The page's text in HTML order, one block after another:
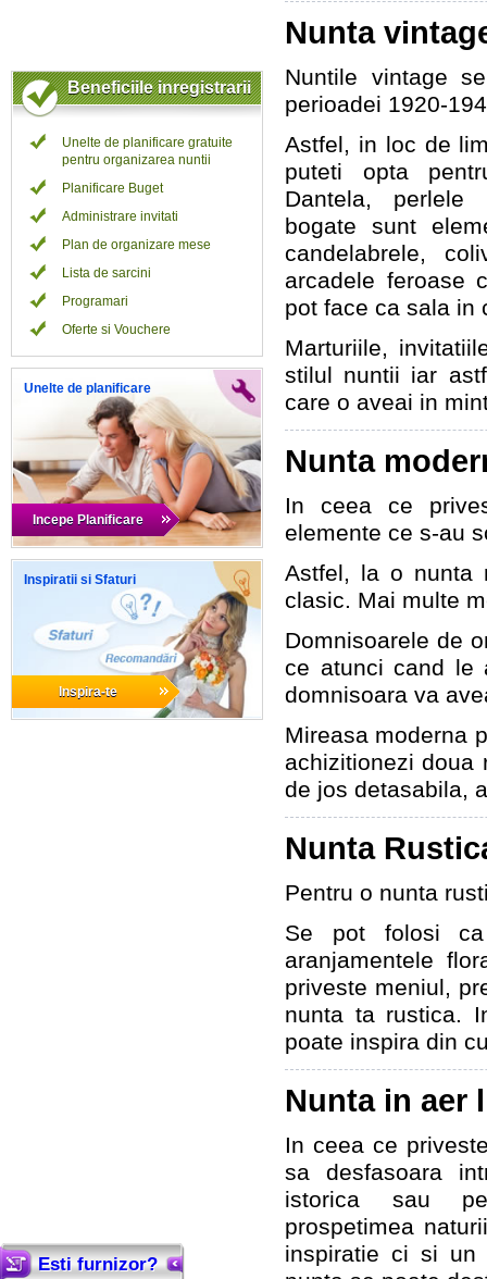
Esti furnizor?
Beneficiile inregistrarii
Unelte de planificare gratuite
pentru organizarea nuntii
Planificare Buget
Administrare invitati
Plan de organizare mese
Lista de sarcini
Programari
Oferte si Vouchere
Unelte de planificare
Incepe Planificare
Inspiratii si Sfaturi
Inspira-te
Nunta
Nuntile vintage
perioadei 1920-
Astfel, in loc de
puteti opta
Dantela, perlele
bogate sunt
candelabrele,
arcadele feroase
pot face ca sala in
Marturiile,
stilul nuntii iar
care o aveai in
Nunta
In ceea ce
elemente ce s-au
Astfel, la o nunta
clasic. Mai multe
Domnisoarele de
ce atunci cand le
domnisoara va
Mireasa moderna
achizitionezi doua
de jos detasabila,
Nunta
Pentru o nunta
Se pot folosi
aranjamentele
priveste meniul,
nunta ta rustica.
poate inspira din
Nunta in aer
In ceea ce
sa desfasoara
istorica sau
prospetimea
inspiratie ci si un